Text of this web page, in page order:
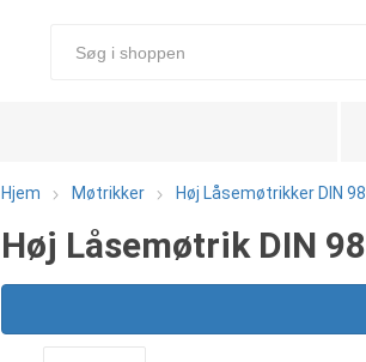
Hjem Møtrikker Høj Låsemøtrikker DIN
Høj Låsemøtrik DIN